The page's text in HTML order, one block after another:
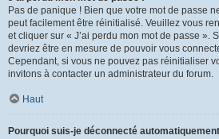
Pas de panique ! Bien que votre mot de passe
peut facilement être réinitialisé. Veuillez vous
et cliquer sur « J’ai perdu mon mot de passe ».
devriez être en mesure de pouvoir vous
Cependant, si vous ne pouvez pas réinitialiser
invitons à contacter un administrateur du forum.
Haut
Pourquoi suis-je déconnecté